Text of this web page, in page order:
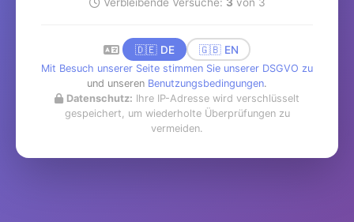
🇩🇪 DE 🇬🇧 EN
Mit Besuch unserer Seite stimmen Sie unserer DSGVO zu
und unseren Benutzungsbedingungen.
Datenschutz: Ihre IP-Adresse wird verschlüsselt
gespeichert, um wiederholte Überprüfungen zu
vermeiden.